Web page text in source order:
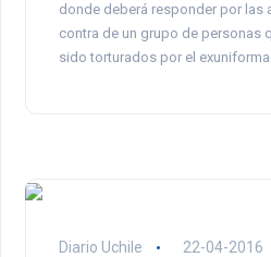
donde deberá responder por las
contra de un grupo de personas
sido torturados por el
Diario Uchile 22-04-2016